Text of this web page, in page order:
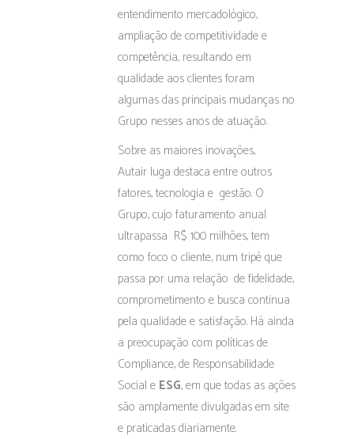
entendimento mercadológico,
ampliação de competitividade e
competência, resultando em
qualidade aos clientes foram
algumas das principais mudanças no
Grupo nesses anos de atuação.
Sobre as maiores inovações,
Autair Iuga destaca entre outros
fatores, tecnologia e gestão. O
Grupo, cujo faturamento anual
ultrapassa R$ 100 milhões, tem
como foco o cliente, num tripé que
passa por uma relação de fidelidade,
comprometimento e busca continua
pela qualidade e satisfação. Há ainda
a preocupação com políticas de
Compliance, de Responsabilidade
Social e ESG, em que todas as ações
são amplamente divulgadas em site
e praticadas diariamente.